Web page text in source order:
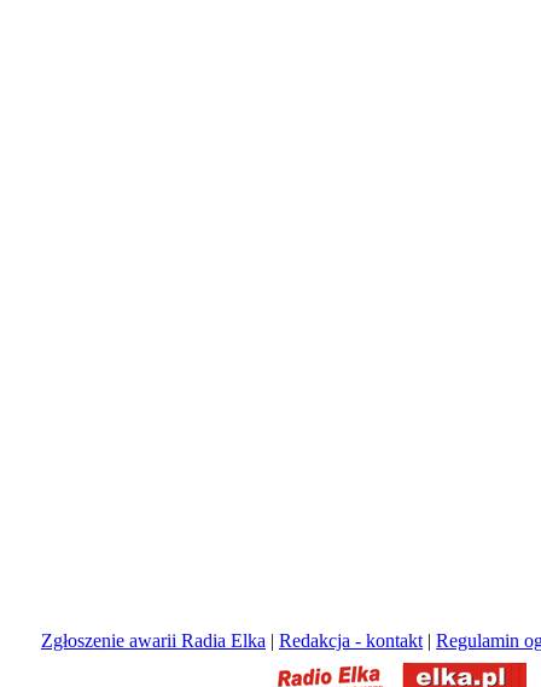
Zgłoszenie awarii Radia Elka | Redakcja - kontakt | Regulamin